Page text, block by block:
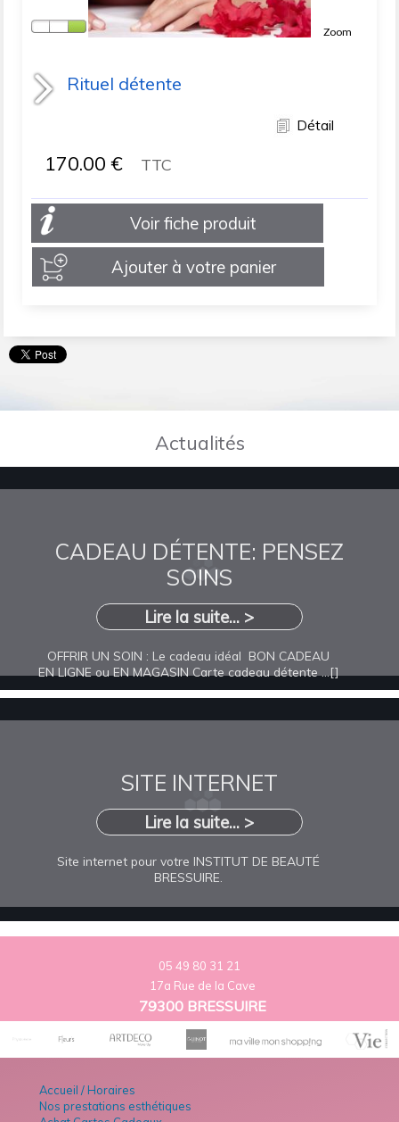
Zoom
Rituel détente
Détail
170.00 € TTC
Voir fiche produit
Ajouter à votre panier
Actualités
CADEAU DÉTENTE: PENSEZ
SOINS
Lire la suite... >
OFFRIR UN SOIN : Le cadeau idéal BON CADEAU
EN LIGNE ou EN MAGASIN Carte cadeau détente ...[]
SITE INTERNET
Lire la suite... >
Site internet pour votre INSTITUT DE BEAUTÉ
BRESSUIRE.
05 49 80 31 21
17a Rue de la Cave
79300 BRESSUIRE
Accueil / Horaires
Nos prestations esthétiques